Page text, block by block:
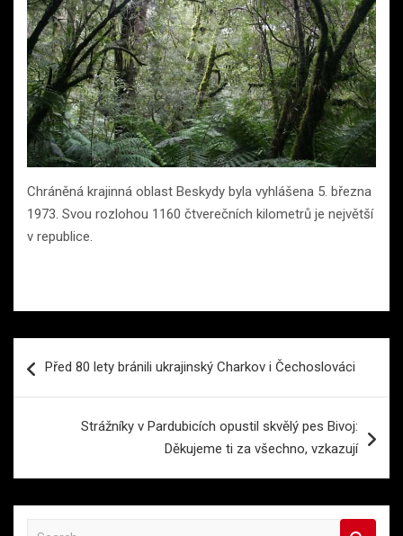
Chráněná krajinná oblast Beskydy byla vyhlášena 5. března
1973. Svou rozlohou 1160 čtverečních kilometrů je největší
v republice.
proPřed 80 lety bránili ukrajinský Charkov i Čechoslováci
Strážníky v Pardubicích opustil skvělý pes Bivoj:
Děkujeme ti za všechno, vzkazují